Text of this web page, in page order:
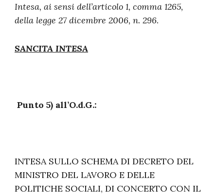
Intesa, ai sensi dell’articolo 1, comma 1265,
della legge 27 dicembre 2006, n. 296.
SANCITA INTESA
Punto 5) all’O.d.G.:
INTESA SULLO SCHEMA DI DECRETO DEL
MINISTRO DEL LAVORO E DELLE
POLITICHE SOCIALI, DI CONCERTO CON IL